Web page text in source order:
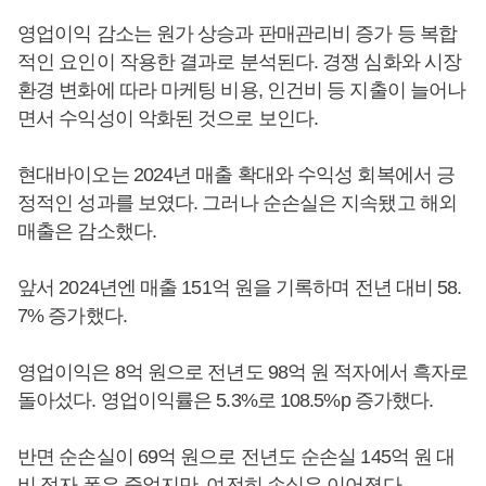
영업이익 감소는 원가 상승과 판매관리비 증가 등 복합
적인 요인이 작용한 결과로 분석된다. 경쟁 심화와 시장
환경 변화에 따라 마케팅 비용, 인건비 등 지출이 늘어나
면서 수익성이 악화된 것으로 보인다.
현대바이오는 2024년 매출 확대와 수익성 회복에서 긍
정적인 성과를 보였다. 그러나 순손실은 지속됐고 해외
매출은 감소했다.
앞서 2024년엔 매출 151억 원을 기록하며 전년 대비 58.
7% 증가했다.
영업이익은 8억 원으로 전년도 98억 원 적자에서 흑자로
돌아섰다. 영업이익률은 5.3%로 108.5%p 증가했다.
반면 순손실이 69억 원으로 전년도 순손실 145억 원 대